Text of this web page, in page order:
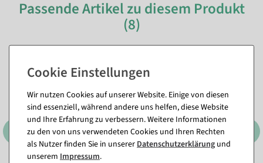
Passende Artikel zu diesem Produkt
(8)
Wir nutzen Cookies auf unserer Website. Einige von diesen
sind essenziell, während andere uns helfen, diese Website
und Ihre Erfahrung zu verbessern. Weitere Informationen
zu den von uns verwendeten Cookies und Ihren Rechten
als Nutzer finden Sie in unsererDaten­schutz­erklärung und
unserem Impressum.